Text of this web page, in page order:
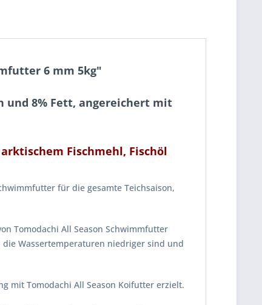
6 mm 5kg"
und 8% Fett, angereichert mit
Fischmehl, Fischöl
für die gesamte Teichsaison,
Tomodachi All Season Schwimmfutter
Wassertemperaturen niedriger sind und
mit Tomodachi All Season Koifutter erzielt.